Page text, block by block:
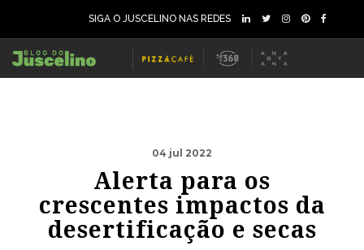
SIGA O JUSCELINO NAS REDES
04 jul 2022
Alerta para os
crescentes impactos da
desertificação e secas